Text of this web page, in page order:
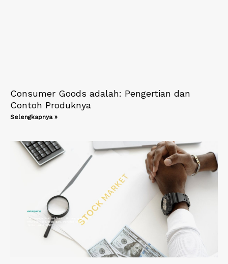
Consumer Goods adalah: Pengertian dan
Contoh Produknya
Selengkapnya »